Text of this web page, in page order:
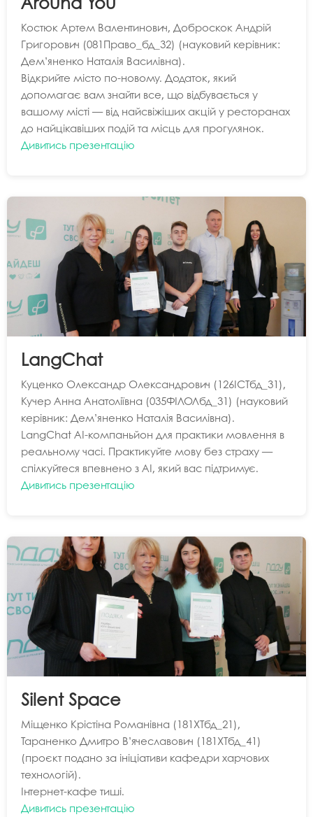
Костюк Артем Валентинович, Доброскок Андрій
Григорович (081Право_бд_32) (науковий керівник:
Дем’яненко Наталія Василівна).
Відкрийте місто по-новому. Додаток, який
допомагає вам знайти все, що відбувається у
вашому місті — від найсвіжіших акцій у ресторанах
до найцікавіших подій та місць для прогулянок.
Дивитись презентацію
LangChat
Куценко Олександр Олександрович (126ІСТбд_31),
Кучер Анна Анатоліївна (035ФІЛОЛбд_31) (науковий
керівник: Дем’яненко Наталія Василівна).
LangChat AI-компаньйон для практики мовлення в
реальному часі. Практикуйте мову без страху —
спілкуйтеся впевнено з AI, який вас підтримує.
Дивитись презентацію
Silent Space
Міщенко Крістіна Романівна (181ХТбд_21),
Тараненко Дмитро В’ячеславович (181ХТбд_41)
(проєкт подано за ініціативи кафедри харчових
технологій).
Інтернет-кафе тиші.
Дивитись презентацію